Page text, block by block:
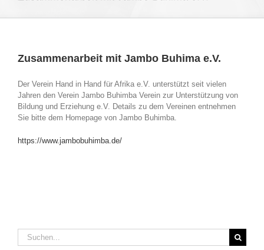
Zusammenarbeit mit Jambo Buhima e.V.
Der Verein Hand in Hand für Afrika e.V. unterstützt seit vielen
Jahren den Verein Jambo Buhimba Verein zur Unterstützung von
Bildung und Erziehung e.V. Details zu dem Vereinen entnehmen
Sie bitte dem Homepage von Jambo Buhimba.
https://www.jambobuhimba.de/
Suche
nach: